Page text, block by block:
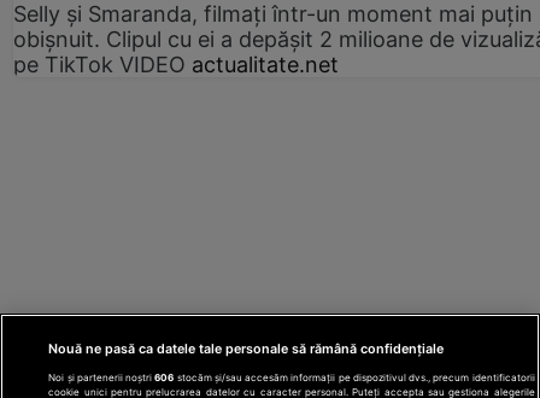
Selly și Smaranda, filmați într-un moment mai puțin
obișnuit. Clipul cu ei a depășit 2 milioane de
pe TikTok VIDEO actualitate.net
Nouă ne pasă ca datele tale personale să rămână confidențiale
Noi și partenerii noștri606 stocăm și/sau accesăm informații pe dispozitivul dvs., precum identificatorii
cookie unici pentru prelucrarea datelor cu caracter personal. Puteți accepta sau gestiona alegerile